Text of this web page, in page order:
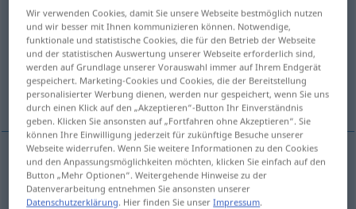
Scherz [ʃɛrts]m <Scherzes;Scherze>
Übersicht aller Übersetzungen
(Für mehr Details die Übersetzung anklicken/antippen)
broma, burla
bromaf Scherz
Wir verwenden Cookies, damit Sie unsere Webseite bestmöglich nutzen
und wir besser mit Ihnen kommunizieren können. Notwendige,
funktionale und statistische Cookies, die für den Betrieb der Webseite
und der statistischen Auswertung unserer Webseite erforderlich sind,
werden auf Grundlage unserer Vorauswahl immer auf Ihrem Endgerät
gespeichert. Marketing-Cookies und Cookies, die der Bereitstellung
personalisierter Werbung dienen, werden nur gespeichert, wenn Sie uns
durch einen Klick auf den „Akzeptieren“-Button Ihr Einverständnis
geben. Klicken Sie ansonsten auf „Fortfahren ohne Akzeptieren“. Sie
können Ihre Einwilligung jederzeit für zukünftige Besuche unserer
Webseite widerrufen. Wenn Sie weitere Informationen zu den Cookies
und den Anpassungsmöglichkeiten möchten, klicken Sie einfach auf den
Button „Mehr Optionen“. Weitergehende Hinweise zu der
Datenverarbeitung entnehmen Sie ansonsten unserer
Datenschutzerklärung. Hier finden Sie unserImpressum.